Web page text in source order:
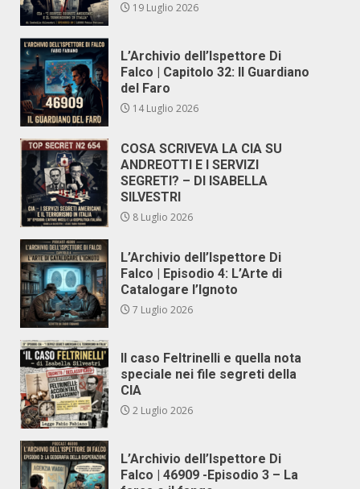
19 Luglio 2026
L’Archivio dell’Ispettore Di
Falco | Capitolo 32: Il Guardiano
del Faro
14 Luglio 2026
COSA SCRIVEVA LA CIA SU
ANDREOTTI E I SERVIZI
SEGRETI? – DI ISABELLA
SILVESTRI
8 Luglio 2026
L’Archivio dell’Ispettore Di
Falco | Episodio 4: L’Arte di
Catalogare l’Ignoto
7 Luglio 2026
Il caso Feltrinelli e quella nota
speciale nei file segreti della
CIA
2 Luglio 2026
L’Archivio dell’Ispettore Di
Falco | 46909 -Episodio 3 – La